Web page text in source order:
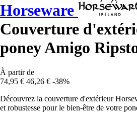
Horseware
Couverture
poney Amigo
À partir de
74,95 € 46,26 € -38%
Découvrez la couverture d'extérieur
et robustesse pour le bien-être de votre